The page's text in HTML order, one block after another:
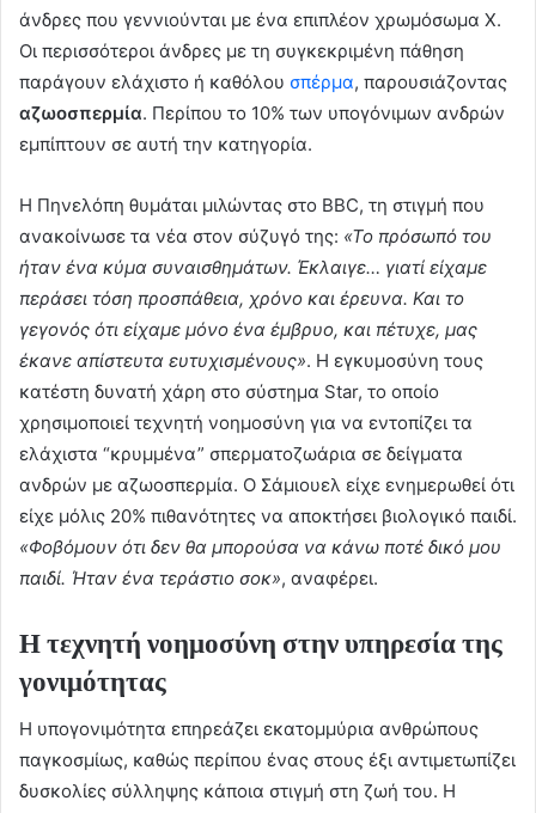
άνδρες που γεννιούνται με ένα επιπλέον χρωμόσωμα Χ.
Οι περισσότεροι άνδρες με τη συγκεκριμένη πάθηση
παράγουν ελάχιστο ή καθόλου σπέρμα, παρουσιάζοντας
αζωοσπερμία. Περίπου το 10% των υπογόνιμων ανδρών
εμπίπτουν σε αυτή την κατηγορία.
Η Πηνελόπη θυμάται μιλώντας στο BBC, τη στιγμή που
ανακοίνωσε τα νέα στον σύζυγό της: «Το πρόσωπό του
ήταν ένα κύμα συναισθημάτων. Έκλαιγε… γιατί είχαμε
περάσει τόση προσπάθεια, χρόνο και έρευνα. Και το
γεγονός ότι είχαμε μόνο ένα έμβρυο, και πέτυχε, μας
έκανε απίστευτα ευτυχισμένους». Η εγκυμοσύνη τους
κατέστη δυνατή χάρη στο σύστημα Star, το οποίο
χρησιμοποιεί τεχνητή νοημοσύνη για να εντοπίζει τα
ελάχιστα “κρυμμένα” σπερματοζωάρια σε δείγματα
ανδρών με αζωοσπερμία. Ο Σάμιουελ είχε ενημερωθεί ότι
είχε μόλις 20% πιθανότητες να αποκτήσει βιολογικό παιδί.
«Φοβόμουν ότι δεν θα μπορούσα να κάνω ποτέ δικό μου
παιδί. Ήταν ένα τεράστιο σοκ», αναφέρει.
Η τεχνητή νοημοσύνη στην υπηρεσία της
γονιμότητας
Η υπογονιμότητα επηρεάζει εκατομμύρια ανθρώπους
παγκοσμίως, καθώς περίπου ένας στους έξι αντιμετωπίζει
δυσκολίες σύλληψης κάποια στιγμή στη ζωή του. Η